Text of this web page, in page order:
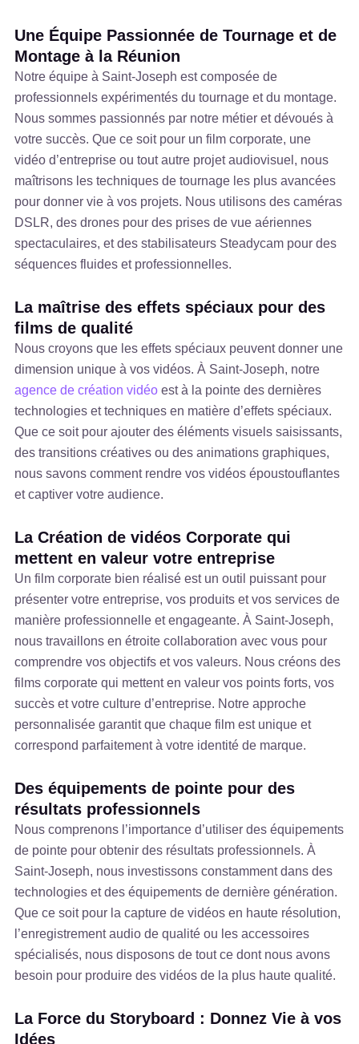
Une Équipe Passionnée de Tournage et de
Montage à la Réunion
Notre équipe à Saint-Joseph est composée de
professionnels expérimentés du tournage et du montage.
Nous sommes passionnés par notre métier et dévoués à
votre succès. Que ce soit pour un film corporate, une
vidéo d’entreprise ou tout autre projet audiovisuel, nous
maîtrisons les techniques de tournage les plus avancées
pour donner vie à vos projets. Nous utilisons des caméras
DSLR, des drones pour des prises de vue aériennes
spectaculaires, et des stabilisateurs Steadycam pour des
séquences fluides et professionnelles.
La maîtrise des effets spéciaux pour des
films de qualité
Nous croyons que les effets spéciaux peuvent donner une
dimension unique à vos vidéos. À Saint-Joseph, notre
agence de création vidéo est à la pointe des dernières
technologies et techniques en matière d’effets spéciaux.
Que ce soit pour ajouter des éléments visuels saisissants,
des transitions créatives ou des animations graphiques,
nous savons comment rendre vos vidéos époustouflantes
et captiver votre audience.
La Création de vidéos Corporate qui
mettent en valeur votre entreprise
Un film corporate bien réalisé est un outil puissant pour
présenter votre entreprise, vos produits et vos services de
manière professionnelle et engageante. À Saint-Joseph,
nous travaillons en étroite collaboration avec vous pour
comprendre vos objectifs et vos valeurs. Nous créons des
films corporate qui mettent en valeur vos points forts, vos
succès et votre culture d’entreprise. Notre approche
personnalisée garantit que chaque film est unique et
correspond parfaitement à votre identité de marque.
Des équipements de pointe pour des
résultats professionnels
Nous comprenons l’importance d’utiliser des équipements
de pointe pour obtenir des résultats professionnels. À
Saint-Joseph, nous investissons constamment dans des
technologies et des équipements de dernière génération.
Que ce soit pour la capture de vidéos en haute résolution,
l’enregistrement audio de qualité ou les accessoires
spécialisés, nous disposons de tout ce dont nous avons
besoin pour produire des vidéos de la plus haute qualité.
La Force du Storyboard : Donnez Vie à vos
Idées